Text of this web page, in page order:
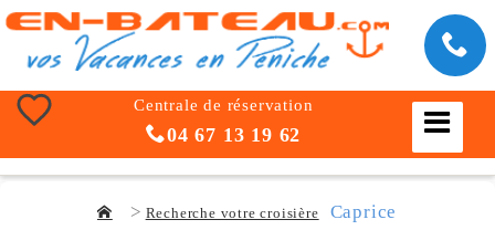
Centrale de réservation
04 67 13 19 62
Recherche votre croisière Caprice